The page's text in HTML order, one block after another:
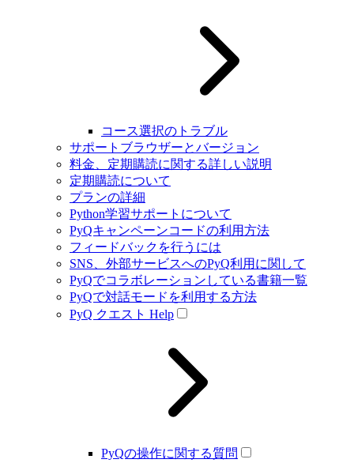
コース選択のトラブル
サポートブラウザーとバージョン
料金、定期購読に関する詳しい説明
定期購読について
プランの詳細
Python学習サポートについて
PyQキャンペーンコードの利用方法
フィードバックを行うには
SNS、外部サービスへのPyQ利用に関して
PyQでコラボレーションしている書籍一覧
PyQで対話モードを利用する方法
PyQ クエスト Help
PyQの操作に関する質問